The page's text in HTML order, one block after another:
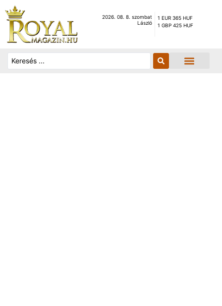
2026. 08. 8. szombat
László
1 EUR 365 HUF
1 GBP 425 HUF